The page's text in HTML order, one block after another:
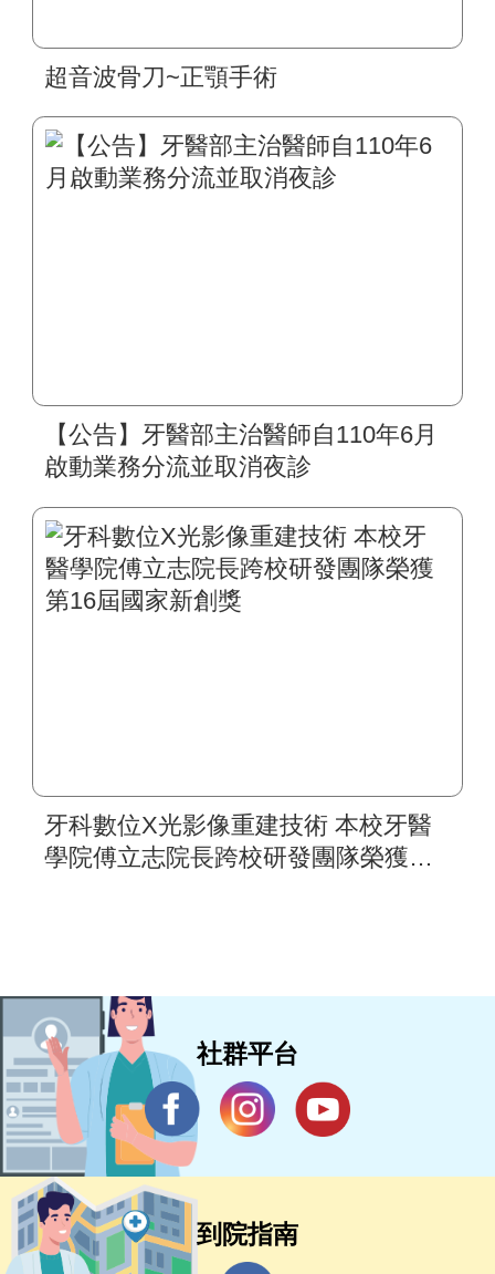
超音波骨刀~正顎手術
【公告】牙醫部主治醫師自110年6月
啟動業務分流並取消夜診
牙科數位X光影像重建技術 本校牙醫
學院傅立志院長跨校研發團隊榮獲第
社群平台
到院指南